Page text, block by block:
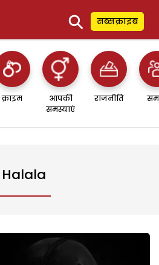
⚲ सब्सक्राइब
क्राइम
आपकी
समस्याएं
राजनीति
Halala